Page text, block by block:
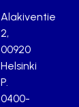
Alakiventie
2,
00920
Helsinki
P.
0400-